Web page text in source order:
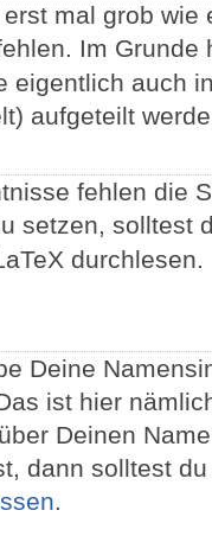
mal grob
Im Grunde
eigentlich auch
aufgeteilt
fehlen die
setzen, solltest
Deine
ist hier
Deinen
dann solltest
.